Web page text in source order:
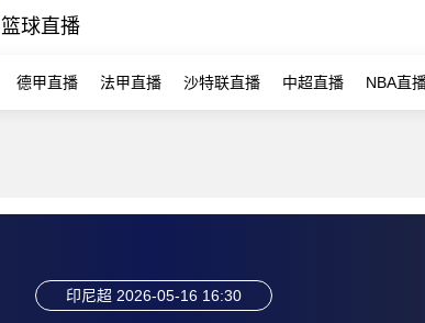
篮球直播
德甲直播 法甲直播 沙特联直播 中超直播 NBA直
印尼超 2026-05-16 16:30